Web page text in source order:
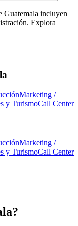
Guatemala incluyen
Explora
Marketing /
y TurismoCall Center
Marketing /
y TurismoCall Center
?